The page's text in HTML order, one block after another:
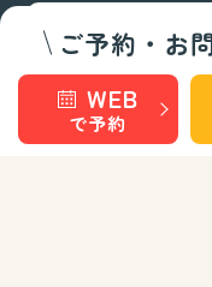
ご予約・お
WEB
で予約
盛岡 南大通
巻き爪